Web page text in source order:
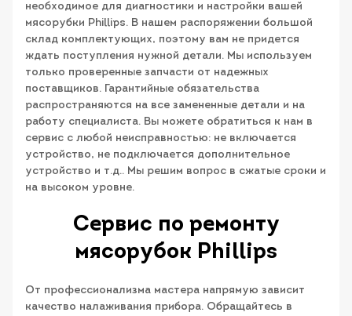
необходимое для диагностики и настройки вашей
мясорубки Phillips. В нашем распоряжении большой
склад комплектующих, поэтому вам не придется
ждать поступления нужной детали. Мы используем
только проверенные запчасти от надежных
поставщиков. Гарантийные обязательства
распространяются на все замененные детали и на
работу специалиста. Вы можете обратиться к нам в
сервис с любой неисправностью: не включается
устройство, не подключается дополнительное
устройство и т.д.. Мы решим вопрос в сжатые сроки и
на высоком уровне.
Сервис по ремонту
мясорубок Phillips
От профессионализма мастера напрямую зависит
качество налаживания прибора. Обращайтесь в